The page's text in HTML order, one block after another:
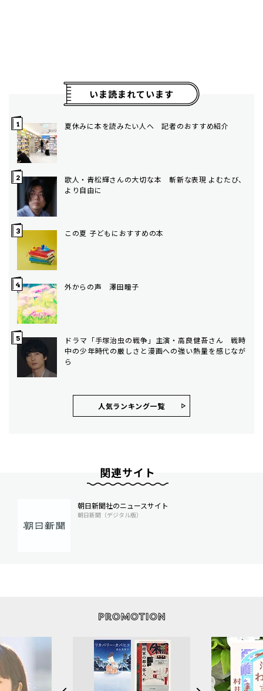
いま読まれています
夏休みに本を読みたい人へ 記者のおすすめ紹介
歌人・青松輝さんの大切な本 斬新な表現 よむたび、
より自由に
この夏 子どもにおすすめの本
外からの声 澤田瞳子
ドラマ「手塚治虫の戦争」主演・高良健吾さん 戦時
中の少年時代の厳しさと漫画への強い熱量を感じなが
ら
人気ランキング⼀覧
関連サイト
朝日新聞社のニュースサイト
朝日新聞（デジタル版）